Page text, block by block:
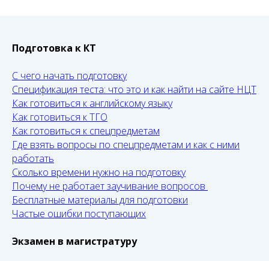
Подготовка к КТ
С чего начать подготовку
Спецификация теста: что это и как найти на сайте НЦТ
Как готовиться к английскому языку
Как готовиться к ТГО
Как готовиться к спецпредметам
Где взять вопросы по спецпредметам и как с ними
работать
Сколько времени нужно на подготовку
Почему не работает заучивание вопросов
Бесплатные материалы для подготовки
Частые ошибки поступающих
Экзамен в магистратуру